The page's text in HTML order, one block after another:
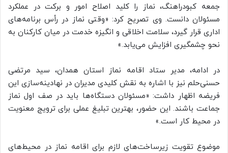
جمعه کبودراهنگ، نماز را کلید اصلاح امور و برکت در عملکرد
مسئولان دانست. وی تصریح کرد: «وقتی نماز در رأس برنامه‌های
اداری قرار گیرد، سلامت اخلاقی و انگیزه خدمت در میان کارکنان به
نحو چشمگیری افزایش می‌یابد.»
در ادامه، مدیر ستاد اقامه نماز استان همدان، سید مرتضی
حسنی‌حلم نیز با اشاره به نقش کلیدی مدیران در نهادینه‌سازی این
فریضه اظهار داشت: «مسئولان دستگاه‌ها باید در صف اول نماز
جماعت باشند. این حضور، بهترین تبلیغ عملی برای ترویج معنویت
در محیط کار است.»
موضوع تقویت زیرساخت‌های لازم برای اقامه نماز در محیط‌های